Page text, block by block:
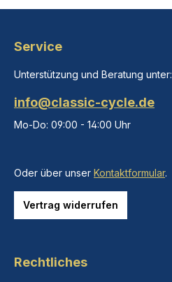
Service
Unterstützung und Beratung unter:
info@classic-cycle.de
Mo-Do: 09:00 - 14:00 Uhr
Oder über unser Kontaktformular.
Vertrag widerrufen
Rechtliches